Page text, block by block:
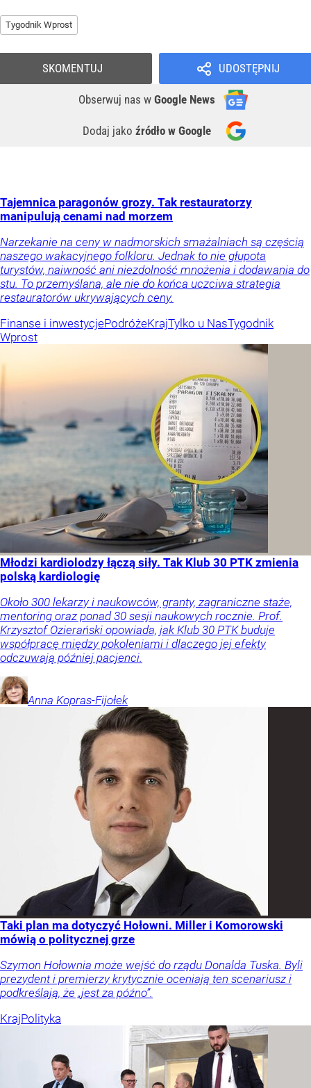
Tygodnik Wprost
UDOSTĘPNIJ
Obserwuj nas w Google News
Dodaj jako źródło w Google
SKOMENTUJ
Tajemnica paragonów grozy. Tak restauratorzy
manipulują cenami nad morzem
Narzekanie na ceny w nadmorskich smażalniach są częścią
naszego wakacyjnego folkloru. Jednak to nie głupota
turystów, naiwność ani niezdolność mnożenia i dodawania do
stu. To przemyślana, ale nie do końca uczciwa strategia
restauratorów ukrywających ceny.
Finanse i inwestycjePodróżeKrajTylko u NasTygodnik
Wprost
Młodzi kardiolodzy łączą siły. Tak Klub 30 PTK zmienia
polską kardiologię
Około 300 lekarzy i naukowców, granty, zagraniczne staże,
mentoring oraz ponad 30 sesji naukowych rocznie. Prof.
Krzysztof Ozierański opowiada, jak Klub 30 PTK buduje
współpracę między pokoleniami i dlaczego jej efekty
odczuwają później pacjenci.
Anna Kopras-Fijołek
Taki plan ma dotyczyć Hołowni. Miller i Komorowski
mówią o politycznej grze
Szymon Hołownia może wejść do rządu Donalda Tuska. Byli
prezydent i premierzy krytycznie oceniają ten scenariusz i
podkreślają, że „jest za późno”.
KrajPolityka